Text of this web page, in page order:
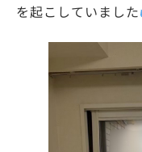
を起こしていました